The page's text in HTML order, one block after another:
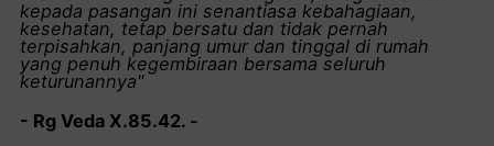
kepada pasangan ini senantiasa kebahagiaan,
kesehatan, tetap bersatu dan tidak pernah
terpisahkan, panjang umur dan tinggal di rumah
yang penuh kegembiraan bersama seluruh
keturunannya"
- Rg Veda X.85.42. -